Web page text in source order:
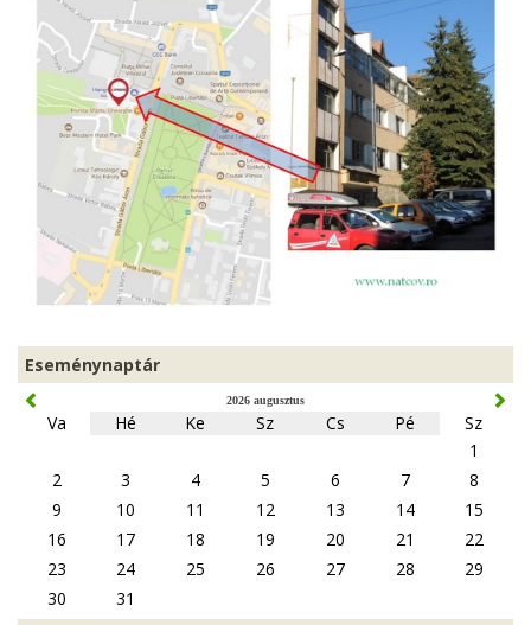
Eseménynaptár
2026 augusztus
Va Hé Ke Sz Cs Pé
Sz
1
2
3 4 5 6 7
8
9
10 11 12 13 14
15
16
17 18 19 20 21
22
23
24 25 26 27 28
29
30
31